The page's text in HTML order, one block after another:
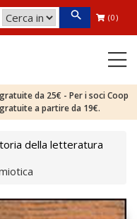
(0)
da 25€ - Per i soci Coop
a partire da 19€.
della letteratura